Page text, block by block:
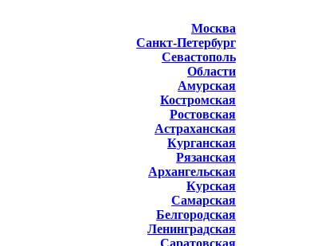
Москва
Санкт-Петербург
Севастополь
Области
Амурская
Костромская
Ростовская
Астраханская
Курганская
Рязанская
Архангельская
Курская
Самарская
Белгородская
Ленинградская
Саратовская